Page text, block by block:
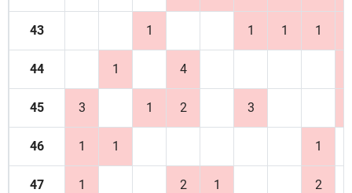
43 1 1 1 1
44 1 4
45 3 1 2 3
46 1 1 1
47 1 2 1 2